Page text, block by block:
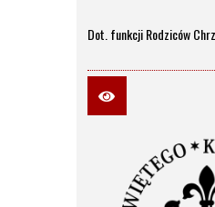
Dot. funkcji Rodziców